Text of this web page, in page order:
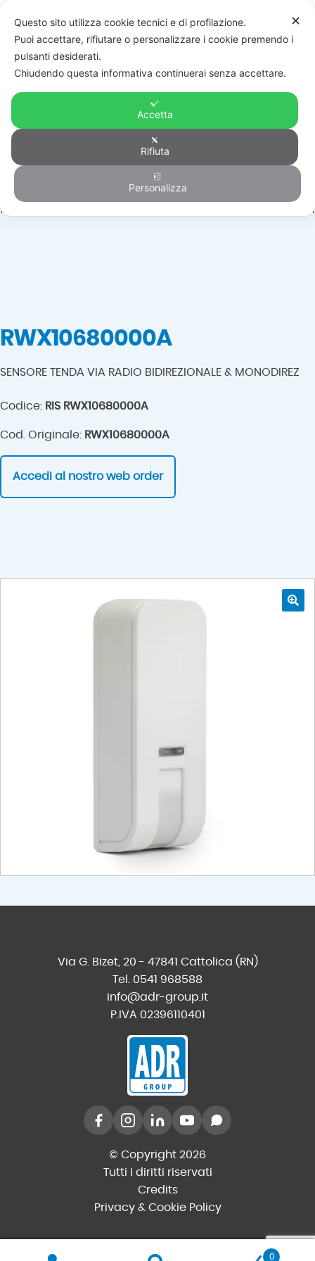
Antintrusione
HOME RWX10680000A
RWX10680000A
SENSORE TENDA VIA RADIO BIDIREZIONALE & MONODIREZ
Codice: RIS RWX10680000A
Cod. Originale: RWX10680000A
Accedi al nostro web order
Via G. Bizet, 20 - 47841 Cattolica (RN)
Tel. 0541 968588
info@adr-group.it
P.IVA 02396110401
© Copyright 2026
Tutti i diritti riservati
Credits
Privacy & Cookie Policy
0
✕
Questo sito utilizza cookie tecnici e di profilazione.
Puoi accettare, rifiutare o personalizzare i cookie premendo i
pulsanti desiderati.
Chiudendo questa informativa continuerai senza accettare.
Accetta
Rifiuta
Personalizza